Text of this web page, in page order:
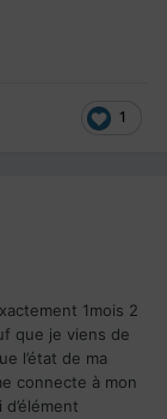
1
1mois 2
que je viens de
l’état de ma
connecte à mon